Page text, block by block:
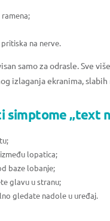
na nerve.
samo za odrasle. Sve
izlaganja ekranima,
simptome „text
lopatica;
baze lobanje;
glavu u stranu;
gledate nadole u uređaj.